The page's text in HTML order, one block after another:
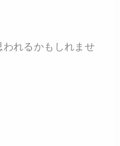
われるかもしれませ